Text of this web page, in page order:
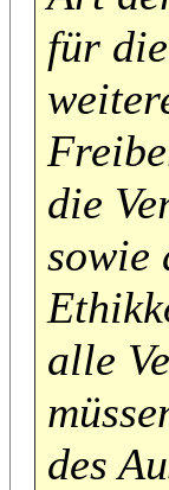
für
die
sowie
alle
des